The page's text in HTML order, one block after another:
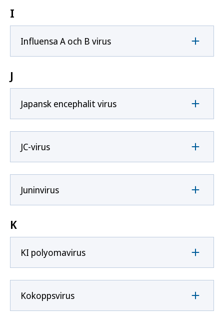
I
Influensa A och B virus
J
Japansk encephalit virus
JC-virus
Juninvirus
K
KI polyomavirus
Kokoppsvirus